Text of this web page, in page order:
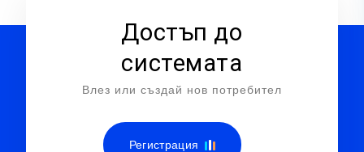
Достъп до
системата
Влез или създай нов потребител
Регистрация